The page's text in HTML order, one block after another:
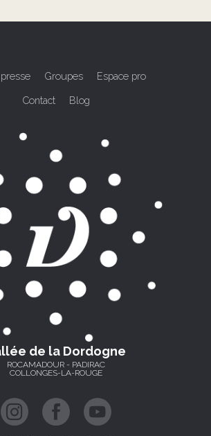
Groupes Espace pro
Contact Blog
de la Dordogne
ROCAMADOUR - PADIRAC
COLLONGES-LA-ROUGE